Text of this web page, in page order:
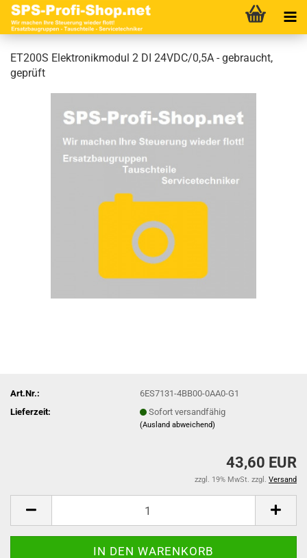
ET200S Elektronikmodul 2 DI 24VDC/0,5A - gebraucht,
geprüft
Art.Nr.:
6ES7131-4BB00-0AA0-G1
Lieferzeit:
Sofort versandfähig
(Ausland abweichend)
43,60 EUR
zzgl. 19% MwSt. zzgl. Versand